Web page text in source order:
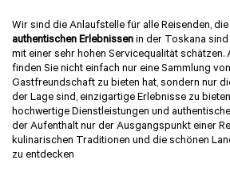
Wir sind die Anlaufstelle für alle Reisenden,
authentischen Erlebnissen in der Toskana
mit einer sehr hohen Servicequalität schätzen.
finden Sie nicht einfach nur eine Sammlung
Gastfreundschaft zu bieten hat, sondern nur
der Lage sind, einzigartige Erlebnisse zu
hochwertige Dienstleistungen und
der Aufenthalt nur der Ausgangspunkt einer
kulinarischen Traditionen und die schönen
zu entdecken